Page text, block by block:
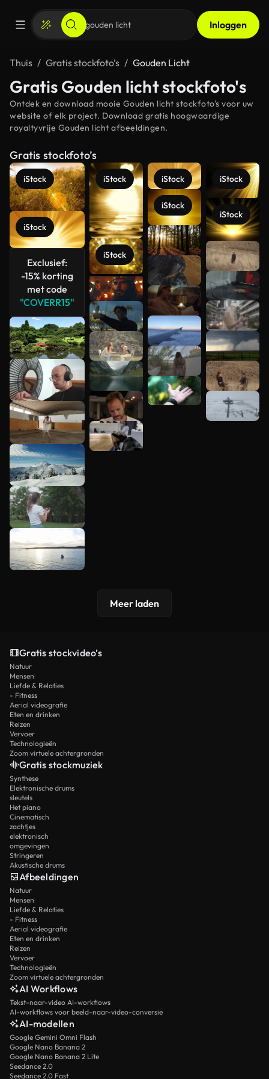
Inloggen
Thuis Gratis stockfoto’s Gouden Licht
Gratis Gouden licht stockfoto's
Ontdek en download mooie Gouden licht stockfoto's voor uw
website of elk project. Download gratis hoogwaardige
royaltyvrije Gouden licht afbeeldingen.
Gratis stockfoto’s
iStock
iStock
Exclusief:
-15% korting
met code
"COVERR15"
iStock
iStock
iStock
iStock
iStock
iStock
Meer
bekijken
Meer laden
Gratis stockvideo’s
Natuur
Mensen
Liefde & Relaties
- Fitness
Aerial videografie
Eten en drinken
Reizen
Vervoer
Technologieën
Zoom virtuele achtergronden
Gratis stockmuziek
Synthese
Elektronische drums
sleutels
Het piano
Cinematisch
zachtjes
elektronisch
omgevingen
Stringeren
Akustische drums
Afbeeldingen
Natuur
Mensen
Liefde & Relaties
- Fitness
Aerial videografie
Eten en drinken
Reizen
Vervoer
Technologieën
Zoom virtuele achtergronden
AI Workflows
Tekst-naar-video AI-workflows
AI-workflows voor beeld-naar-video-conversie
AI-modellen
Google Gemini Omni Flash
Google Nano Banana 2
Google Nano Banana 2 Lite
Seedance 2.0
Seedance 2.0 Fast